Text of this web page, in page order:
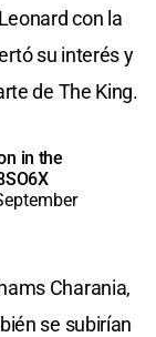
con la
su interés y
de The King.
in the
Charania,
se subirían